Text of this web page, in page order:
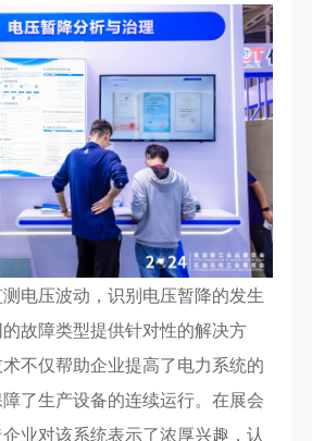
电压波动，识别电压暂降的发生
故障类型提供针对性的解决方
不仅帮助企业提高了电力系统的
了生产设备的连续运行。在展会
业对该系统表示了浓厚兴趣，认